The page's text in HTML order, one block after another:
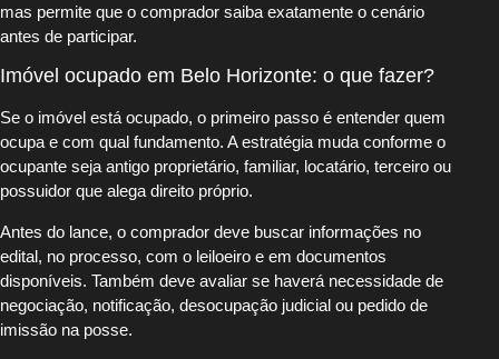
mas permite que o comprador saiba exatamente o cenário
antes de participar.
Imóvel ocupado em Belo Horizonte: o que fazer?
Se o imóvel está ocupado, o primeiro passo é entender quem
ocupa e com qual fundamento. A estratégia muda conforme o
ocupante seja antigo proprietário, familiar, locatário, terceiro ou
possuidor que alega direito próprio.
Antes do lance, o comprador deve buscar informações no
edital, no processo, com o leiloeiro e em documentos
disponíveis. Também deve avaliar se haverá necessidade de
negociação, notificação, desocupação judicial ou pedido de
imissão na posse.